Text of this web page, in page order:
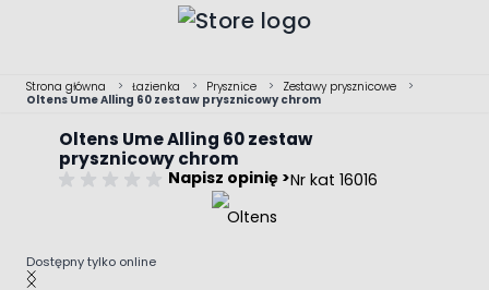
Strona główna > Łazienka > Prysznice > Zestawy prysznicowe
>
Oltens Ume Alling 60 zestaw prysznicowy chrom
Oltens Ume Alling 60 zestaw
prysznicowy chrom
Napisz opinię >Nr kat 16016
Dostępny tylko online
Main image
Click to view image in fullscreen